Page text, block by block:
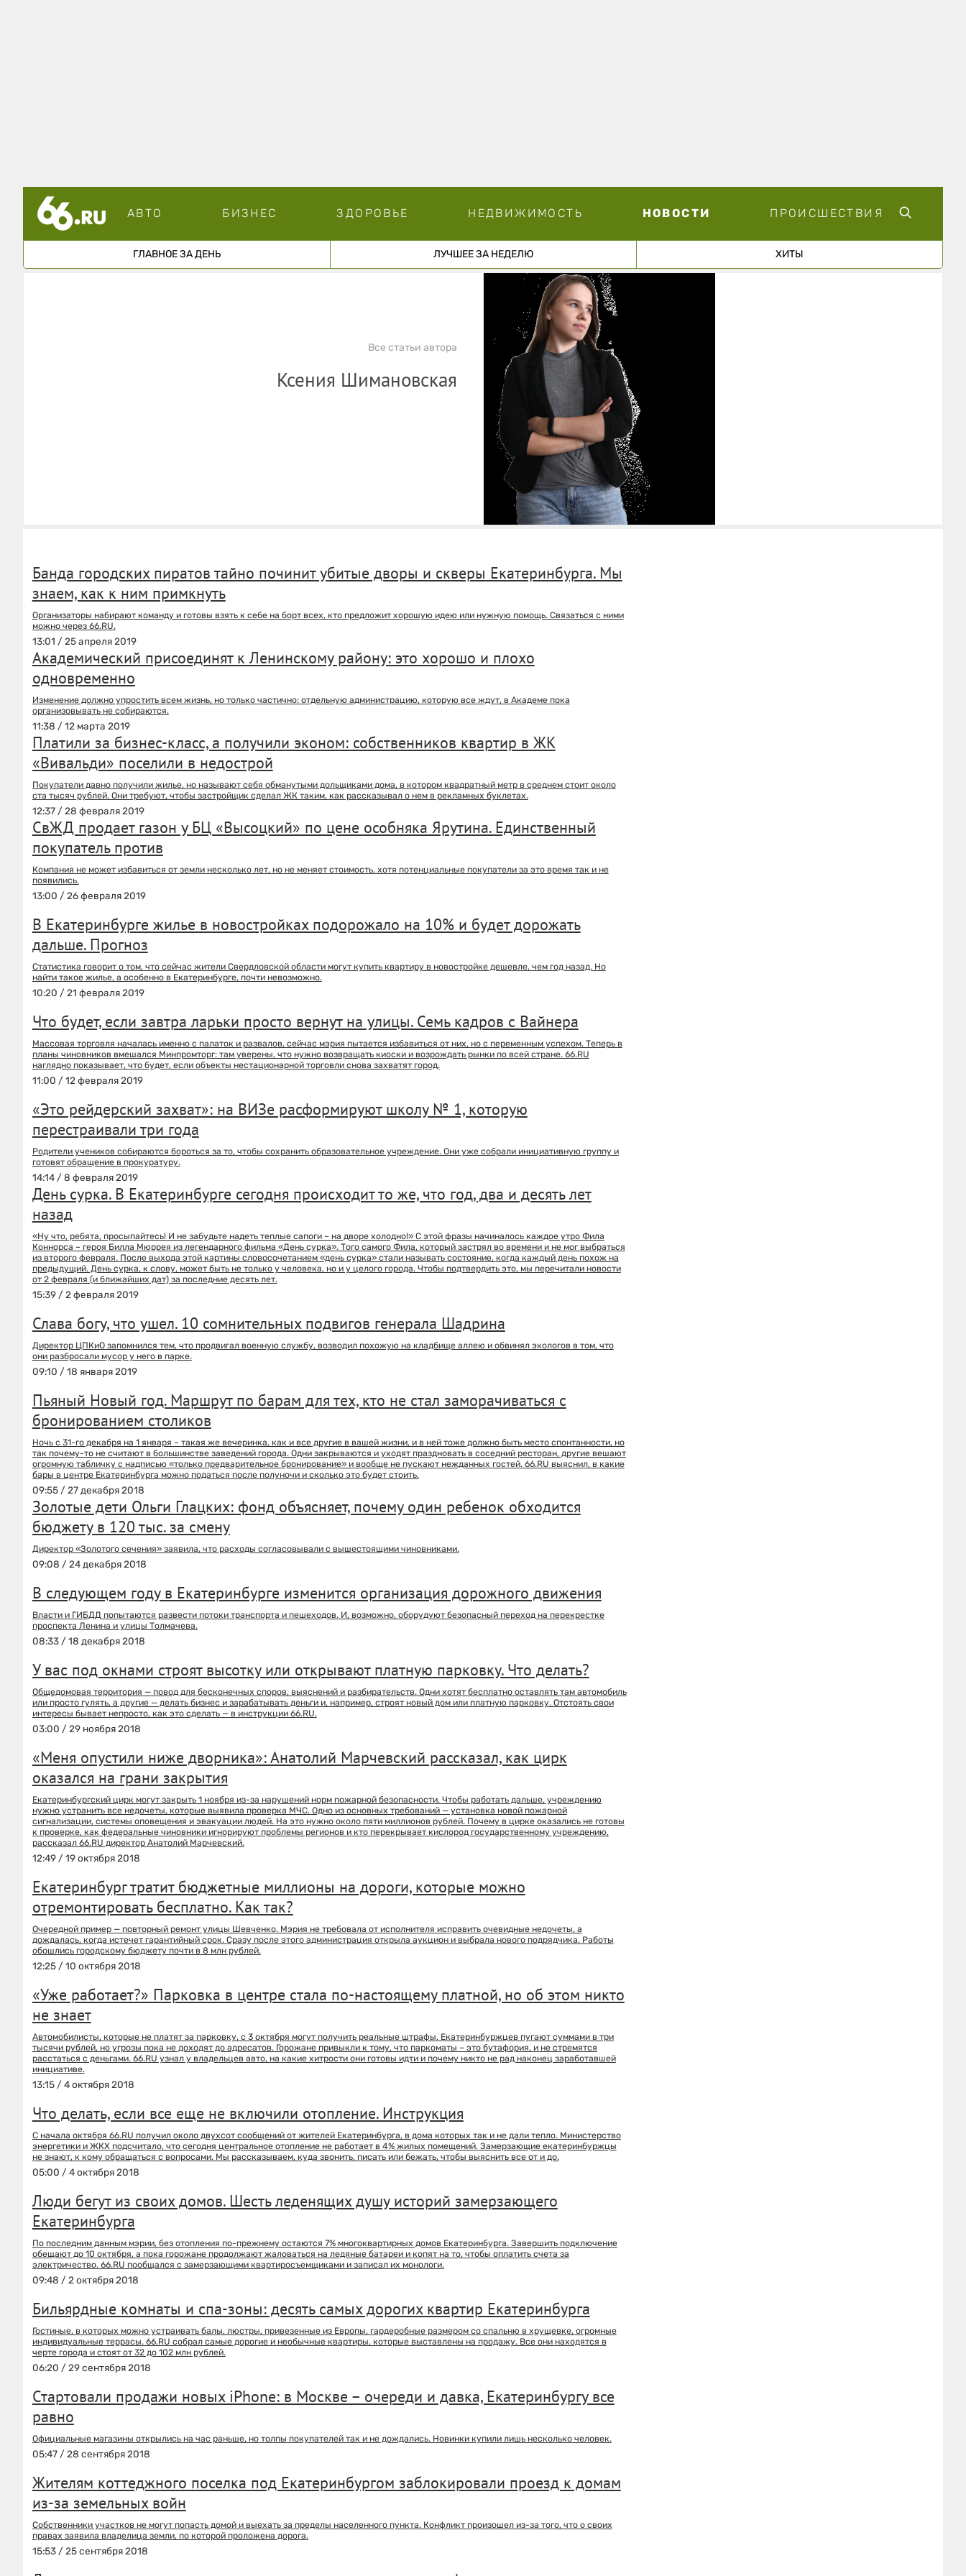
АВТО БИЗНЕС ЗДОРОВЬЕ НЕДВИЖИМОСТЬ НОВОСТИ ПРОИСШЕСТВИЯ
ГЛАВНОЕ ЗА ДЕНЬ ЛУЧШЕЕ ЗА НЕДЕЛЮ ХИТЫ
Все статьи автора
Ксения Шимановская
Банда городских пиратов тайно починит убитые дворы и скверы Екатеринбурга. Мы
знаем, как к ним примкнуть
Организаторы набирают команду и готовы взять к себе на борт всех, кто предложит хорошую идею или нужную помощь. Связаться с ними
можно через 66.RU.
13:01 / 25 апреля 2019
Академический присоединят к Ленинскому району: это хорошо и плохо
одновременно
Изменение должно упростить всем жизнь, но только частично: отдельную администрацию, которую все ждут, в Академе пока
организовывать не собираются.
11:38 / 12 марта 2019
Платили за бизнес-класс, а получили эконом: собственников квартир в ЖК
«Вивальди» поселили в недострой
Покупатели давно получили жилье, но называют себя обманутыми дольщиками дома, в котором квадратный метр в среднем стоит около
ста тысяч рублей. Они требуют, чтобы застройщик сделал ЖК таким, как рассказывал о нем в рекламных буклетах.
12:37 / 28 февраля 2019
СвЖД продает газон у БЦ «Высоцкий» по цене особняка Ярутина. Единственный
покупатель против
Компания не может избавиться от земли несколько лет, но не меняет стоимость, хотя потенциальные покупатели за это время так и не
появились.
13:00 / 26 февраля 2019
В Екатеринбурге жилье в новостройках подорожало на 10% и будет дорожать
дальше. Прогноз
Статистика говорит о том, что сейчас жители Свердловской области могут купить квартиру в новостройке дешевле, чем год назад. Но
найти такое жилье, а особенно в Екатеринбурге, почти невозможно.
10:20 / 21 февраля 2019
Что будет, если завтра ларьки просто вернут на улицы. Семь кадров с Вайнера
Массовая торговля началась именно с палаток и развалов, сейчас мэрия пытается избавиться от них, но с переменным успехом. Теперь в
планы чиновников вмешался Минпромторг: там уверены, что нужно возвращать киоски и возрождать рынки по всей стране. 66.RU
наглядно показывает, что будет, если объекты нестационарной торговли снова захватят город.
11:00 / 12 февраля 2019
«Это рейдерский захват»: на ВИЗе расформируют школу № 1, которую
перестраивали три года
Родители учеников собираются бороться за то, чтобы сохранить образовательное учреждение. Они уже собрали инициативную группу и
готовят обращение в прокуратуру.
14:14 / 8 февраля 2019
День сурка. В Екатеринбурге сегодня происходит то же, что год, два и десять лет
назад
«Ну что, ребята, просыпайтесь! И не забудьте надеть теплые сапоги – на дворе холодно!» С этой фразы начиналось каждое утро Фила
Коннорса – героя Билла Мюррея из легендарного фильма «День сурка». Того самого Фила, который застрял во времени и не мог выбраться
из второго февраля. После выхода этой картины словосочетанием «день сурка» стали называть состояние, когда каждый день похож на
предыдущий. День сурка, к слову, может быть не только у человека, но и у целого города. Чтобы подтвердить это, мы перечитали новости
от 2 февраля (и ближайших дат) за последние десять лет.
15:39 / 2 февраля 2019
Слава богу, что ушел. 10 сомнительных подвигов генерала Шадрина
Директор ЦПКиО запомнился тем, что продвигал военную службу, возводил похожую на кладбище аллею и обвинял экологов в том, что
они разбросали мусор у него в парке.
09:10 / 18 января 2019
Пьяный Новый год. Маршрут по барам для тех, кто не стал заморачиваться с
бронированием столиков
Ночь с 31-го декабря на 1 января – такая же вечеринка, как и все другие в вашей жизни, и в ней тоже должно быть место спонтанности, но
так почему-то не считают в большинстве заведений города. Одни закрываются и уходят праздновать в соседний ресторан, другие вешают
огромную табличку с надписью «только предварительное бронирование» и вообще не пускают нежданных гостей. 66.RU выяснил, в какие
бары в центре Екатеринбурга можно податься после полуночи и сколько это будет стоить.
09:55 / 27 декабря 2018
Золотые дети Ольги Глацких: фонд объясняет, почему один ребенок обходится
бюджету в 120 тыс. за смену
Директор «Золотого сечения» заявила, что расходы согласовывали с вышестоящими чиновниками.
09:08 / 24 декабря 2018
В следующем году в Екатеринбурге изменится организация дорожного движения
Власти и ГИБДД попытаются развести потоки транспорта и пешеходов. И, возможно, оборудуют безопасный переход на перекрестке
проспекта Ленина и улицы Толмачева.
08:33 / 18 декабря 2018
У вас под окнами строят высотку или открывают платную парковку. Что делать?
Общедомовая территория — повод для бесконечных споров, выяснений и разбирательств. Одни хотят бесплатно оставлять там автомобиль
или просто гулять, а другие — делать бизнес и зарабатывать деньги и, например, строят новый дом или платную парковку. Отстоять свои
интересы бывает непросто, как это сделать — в инструкции 66.RU.
03:00 / 29 ноября 2018
«Меня опустили ниже дворника»: Анатолий Марчевский рассказал, как цирк
оказался на грани закрытия
Екатеринбургский цирк могут закрыть 1 ноября из-за нарушений норм пожарной безопасности. Чтобы работать дальше, учреждению
нужно устранить все недочеты, которые выявила проверка МЧС. Одно из основных требований — установка новой пожарной
сигнализации, системы оповещения и эвакуации людей. На это нужно около пяти миллионов рублей. Почему в цирке оказались не готовы
к проверке, как федеральные чиновники игнорируют проблемы регионов и кто перекрывает кислород государственному учреждению,
рассказал 66.RU директор Анатолий Марчевский.
12:49 / 19 октября 2018
Екатеринбург тратит бюджетные миллионы на дороги, которые можно
отремонтировать бесплатно. Как так?
Очередной пример — повторный ремонт улицы Шевченко. Мэрия не требовала от исполнителя исправить очевидные недочеты, а
дождалась, когда истечет гарантийный срок. Сразу после этого администрация открыла аукцион и выбрала нового подрядчика. Работы
обошлись городскому бюджету почти в 8 млн рублей.
12:25 / 10 октября 2018
«Уже работает?» Парковка в центре стала по-настоящему платной, но об этом никто
не знает
Автомобилисты, которые не платят за парковку, с 3 октября могут получить реальные штрафы. Екатеринбуржцев пугают суммами в три
тысячи рублей, но угрозы пока не доходят до адресатов. Горожане привыкли к тому, что паркоматы – это бутафория, и не стремятся
расстаться с деньгами. 66.RU узнал у владельцев авто, на какие хитрости они готовы идти и почему никто не рад наконец заработавшей
инициативе.
13:15 / 4 октября 2018
Что делать, если все еще не включили отопление. Инструкция
С начала октября 66.RU получил около двухсот сообщений от жителей Екатеринбурга, в дома которых так и не дали тепло. Министерство
энергетики и ЖКХ подсчитало, что сегодня центральное отопление не работает в 4% жилых помещений. Замерзающие екатеринбуржцы
не знают, к кому обращаться с вопросами. Мы рассказываем, куда звонить, писать или бежать, чтобы выяснить все от и до.
05:00 / 4 октября 2018
Люди бегут из своих домов. Шесть леденящих душу историй замерзающего
Екатеринбурга
По последним данным мэрии, без отопления по-прежнему остаются 7% многоквартирных домов Екатеринбурга. Завершить подключение
обещают до 10 октября, а пока горожане продолжают жаловаться на ледяные батареи и копят на то, чтобы оплатить счета за
электричество. 66.RU пообщался с замерзающими квартиросъемщиками и записал их монологи.
09:48 / 2 октября 2018
Бильярдные комнаты и спа-зоны: десять самых дорогих квартир Екатеринбурга
Гостиные, в которых можно устраивать балы, люстры, привезенные из Европы, гардеробные размером со спальню в хрущевке, огромные
индивидуальные террасы. 66.RU собрал самые дорогие и необычные квартиры, которые выставлены на продажу. Все они находятся в
черте города и стоят от 32 до 102 млн рублей.
06:20 / 29 сентября 2018
Стартовали продажи новых iPhone: в Москве – очереди и давка, Екатеринбургу все
равно
Официальные магазины открылись на час раньше, но толпы покупателей так и не дождались. Новинки купили лишь несколько человек.
05:47 / 28 сентября 2018
Жителям коттеджного поселка под Екатеринбургом заблокировали проезд к домам
из-за земельных войн
Собственники участков не могут попасть домой и выехать за пределы населенного пункта. Конфликт произошел из-за того, что о своих
правах заявила владелица земли, по которой проложена дорога.
15:53 / 25 сентября 2018